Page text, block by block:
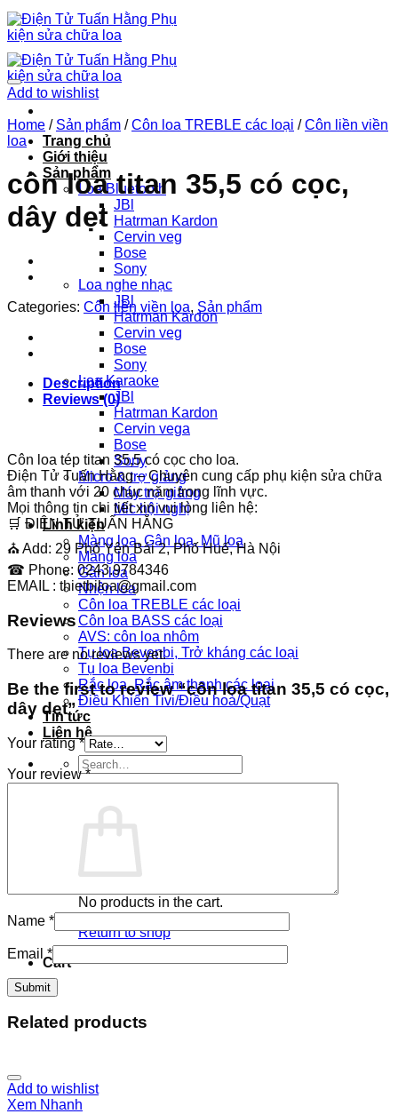
Chuyển
đến
nội
dung
Trang chủ
Giới thiệu
Sản phẩm
Loa Bluetooth
JBl
Hatrman Kardon
Cervin veg
Bose
Sony
Loa nghe nhạc
JBl
Hatrman Kardon
Cervin veg
Bose
Sony
Loa Karaoke
JBl
Hatrman Kardon
Cervin vega
Bose
Sony
Micro & trợ giảng
Máy trợ giảng
Mic hội nghị
Linh kiện
Màng loa, Gân loa, Mũ loa
Màng loa
Gân loa
Nhện loa
Côn loa TREBLE các loại
Côn loa BASS các loại
AVS: côn loa nhôm
Tụ loa Bevenbi, Trở kháng các loại
Tụ loa Bevenbi
Rắc loa, Rắc âm thanh các loại
Điều Khiển Tivi/Điều hoà/Quạt
Tin tức
Liên hệ
Search
for:
No products in the cart.
Return to shop
Cart
Add to wishlist
Home / Sản phẩm / Côn loa TREBLE các loại / Côn liền viền
loa
côn loa titan 35,5 có cọc,
dây dẹt
Categories: Côn liền viền loa, Sản phẩm
Description
Reviews (0)
Côn loa tép titan 35,5 có cọc cho loa.
Điện Tử Tuấn Hằng – Chuyên cung cấp phụ kiện sửa chữa
âm thanh với 20 chục năm trong lĩnh vực.
Mọi thông tin chi tiết xin vui lòng liên hệ:
🛒 ĐIỆN TỬ TUẤN HẰNG
⛪ Add: 29 Phố Yên Bái 2, Phố Huế, Hà Nội
☎ Phone: 0243.9784346
EMAIL : thietbiloa@gmail.com
Reviews
There are no reviews yet.
Be the first to review “côn loa titan 35,5 có cọc,
dây dẹt”
Your rating*
Your review*
Name *
Email*
Related products
Add to wishlist
Xem Nhanh